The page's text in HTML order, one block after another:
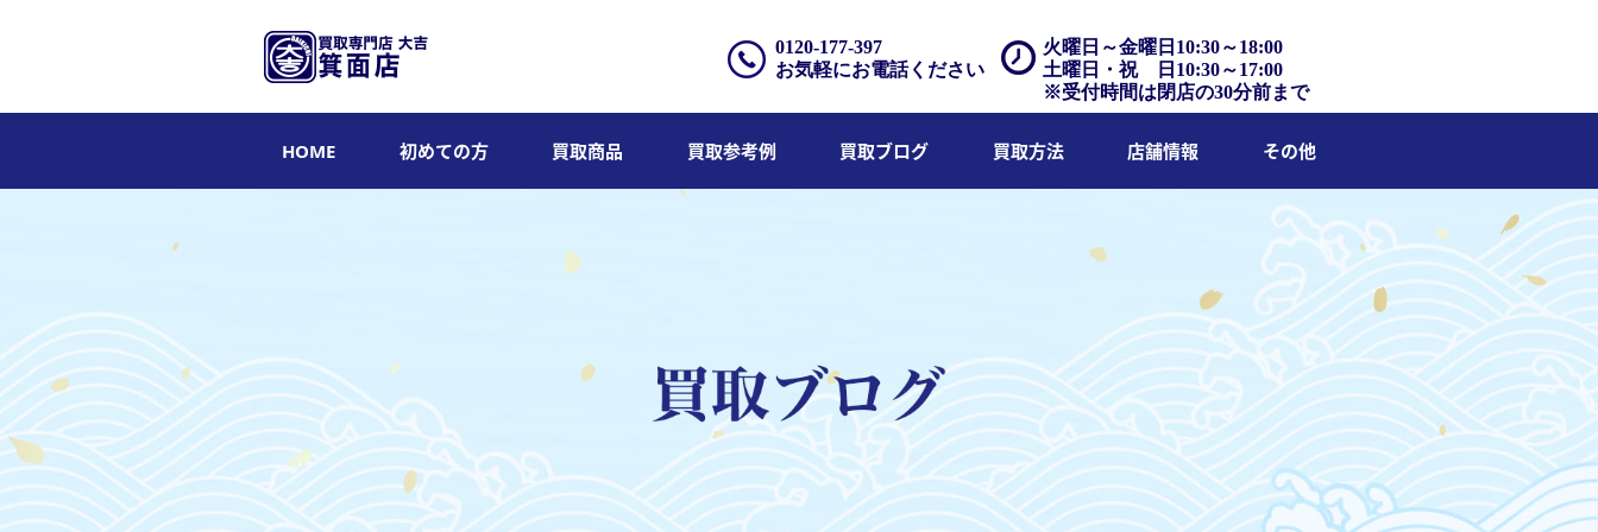
火曜日～金曜日10:30～18:00
土曜日・祝 日10:30～17:00
※受付時間は閉店の30分前まで
0120-177-397
お気軽にお電話ください
HOME 初めての方 買取商品 買取参考例 買取ブログ 買取方法 店舗情報 その他